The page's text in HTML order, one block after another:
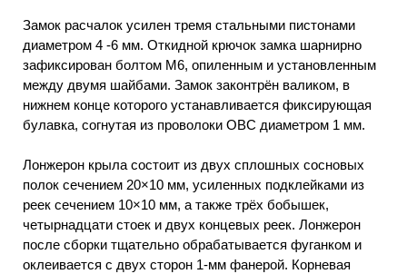
Замок расчалок усилен тремя стальными пистонами
диаметром 4 -6 мм. Откидной крючок замка шарнирно
зафиксирован болтом М6, опиленным и установленным
между двумя шайбами. Замок законтрён валиком, в
нижнем конце которого устанавливается фиксирующая
булавка, согнутая из проволоки ОВС диаметром 1 мм.
Лонжерон крыла состоит из двух сплошных сосновых
полок сечением 20×10 мм, усиленных подклейками из
реек сечением 10×10 мм, а также трёх бобышек,
четырнадцати стоек и двух концевых реек. Лонжерон
после сборки тщательно обрабатывается фуганком и
оклеивается с двух сторон 1-мм фанерой. Корневая